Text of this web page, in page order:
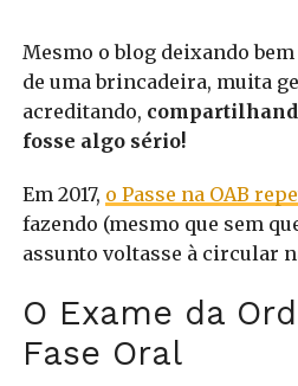
Mesmo o blog deixando
de uma brincadeira, muita
acreditando,
fosse algo sério!
Em 2017, o Passe na OAB
fazendo (mesmo que sem
assunto voltasse à circular
O Exame da
Fase Oral